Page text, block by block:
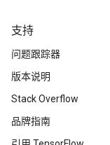
支持
问题跟踪器
版本说明
Stack Overflow
品牌指南